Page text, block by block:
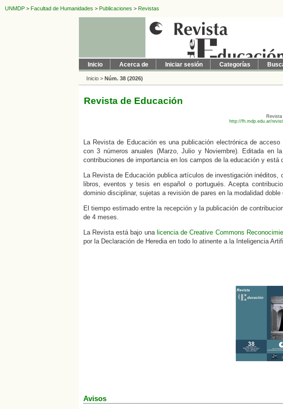
UNMDP > Facultad de Humanidades > Publicaciones > Revistas
Inicio Acerca de Iniciar sesión Categorías
Inicio > Núm. 38 (2026)
Revista de Educación
Revista
http://fh.mdp.edu.ar/
La Revista de Educación es una publicación electrónica de
con 3 números anuales (Marzo, Julio y Noviembre). Editada en
contribuciones de importancia en los campos de la educación y
La Revista de Educación publica artículos de investigación inéditos,
libros, eventos y tesis en español o portugués. Acepta
dominio disciplinar, sujetas a revisión de pares en la modalidad
El tiempo estimado entre la recepción y la publicación de
de 4 meses.
La Revistaestá bajo una licencia de Creative Commons
por la Declaración de Heredia en todo lo atinente a la Inteligencia
Avisos